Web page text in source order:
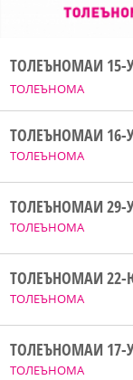
ТОЛЕЪНОМА
ТОЛЕЪНОМАИ
ТОЛЕЪНОМА
ТОЛЕЪНОМАИ
ТОЛЕЪНОМА
ТОЛЕЪНОМАИ
ТОЛЕЪНОМА
ТОЛЕЪНОМАИ
ТОЛЕЪНОМА
ТОЛЕЪНОМАИ